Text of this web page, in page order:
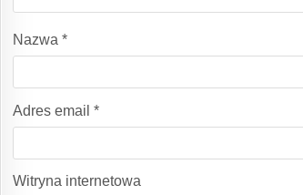
Nazwa *
Adres email *
Witryna internetowa